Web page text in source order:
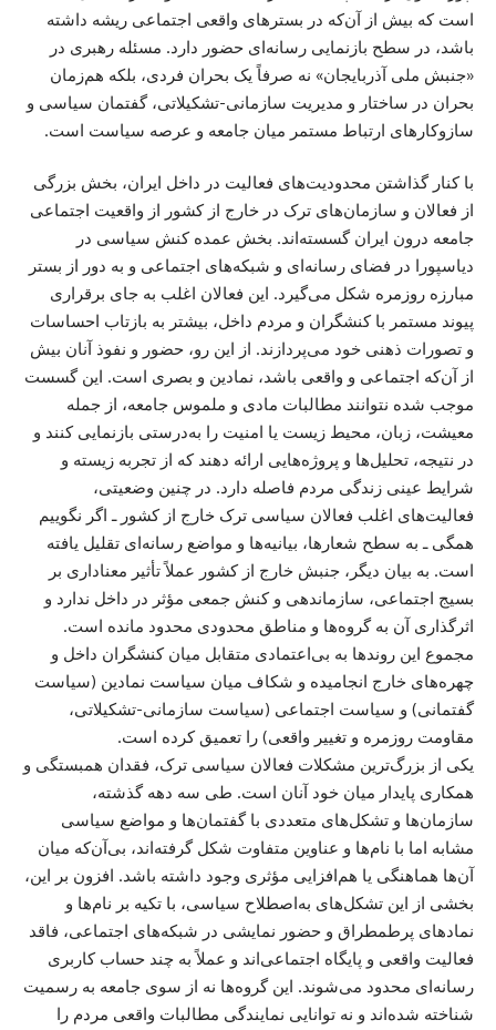
است که بیش از آن‌که در بسترهای واقعی اجتماعی ریشه داشته
باشد، در سطح بازنمایی رسانه‌ای حضور دارد. مسئله رهبری در
«جنبش ملی آذربایجان» نه صرفاً یک بحران فردی، بلکه هم‌زمان
بحران در ساختار و مدیریت سازمانی-تشکیلاتی، گفتمان سیاسی و
سازوکارهای ارتباط مستمر میان جامعه و عرصه سیاست است.
با کنار گذاشتن محدودیت‌های فعالیت در داخل ایران، بخش بزرگی
از فعالان و سازمان‌های ترک در خارج از کشور از واقعیت اجتماعی
جامعه درون ایران گسسته‌اند. بخش عمده کنش سیاسی در
دیاسپورا در فضای رسانه‌ای و شبکه‌های اجتماعی و به دور از بستر
مبارزه روزمره شکل می‌گیرد. این فعالان اغلب به جای برقراری
پیوند مستمر با کنشگران و مردم داخل، بیشتر به بازتاب احساسات
و تصورات ذهنی خود می‌پردازند. از این رو، حضور و نفوذ آنان بیش
از آن‌که اجتماعی و واقعی باشد، نمادین و بصری است. این گسست
موجب شده نتوانند مطالبات مادی و ملموس جامعه، از جمله
معیشت، زبان، محیط زیست یا امنیت را به‌درستی بازنمایی کنند و
در نتیجه، تحلیل‌ها و پروژه‌هایی ارائه دهند که از تجربه زیسته و
شرایط عینی زندگی مردم فاصله دارد. در چنین وضعیتی،
فعالیت‌های اغلب فعالان سیاسی ترک خارج از کشور ـ اگر نگوییم
همگی ـ به سطح شعارها، بیانیه‌ها و مواضع رسانه‌ای تقلیل یافته
است. به بیان دیگر، جنبش خارج از کشور عملاً تأثیر معناداری بر
بسیج اجتماعی، سازماندهی و کنش جمعی مؤثر در داخل ندارد و
اثرگذاری آن به گروه‌ها و مناطق محدودی محدود مانده است.
مجموع این روندها به بی‌اعتمادی متقابل میان کنشگران داخل و
چهره‌های خارج انجامیده و شکاف میان سیاست نمادین (سیاست
گفتمانی) و سیاست اجتماعی (سیاست سازمانی-تشکیلاتی،
مقاومت روزمره و تغییر واقعی) را تعمیق کرده است.
یکی از بزرگ‌ترین مشکلات فعالان سیاسی ترک، فقدان همبستگی و
همکاری پایدار میان خود آنان است. طی سه دهه گذشته،
سازمان‌ها و تشکل‌های متعددی با گفتمان‌ها و مواضع سیاسی
مشابه اما با نام‌ها و عناوین متفاوت شکل گرفته‌اند، بی‌آن‌که میان
آن‌ها هماهنگی یا هم‌افزایی مؤثری وجود داشته باشد. افزون بر این،
بخشی از این تشکل‌های به‌اصطلاح سیاسی، با تکیه بر نام‌ها و
نمادهای پرطمطراق و حضور نمایشی در شبکه‌های اجتماعی، فاقد
فعالیت واقعی و پایگاه اجتماعی‌اند و عملاً به چند حساب کاربری
رسانه‌ای محدود می‌شوند. این گروه‌ها نه از سوی جامعه به رسمیت
شناخته شده‌اند و نه توانایی نمایندگی مطالبات واقعی مردم را